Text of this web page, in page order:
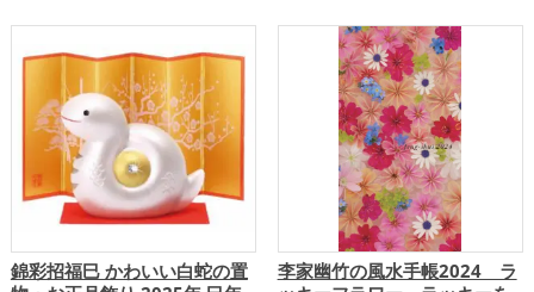
錦彩招福巳 かわいい白蛇の置
李家幽竹の風水手帳2024 ラ